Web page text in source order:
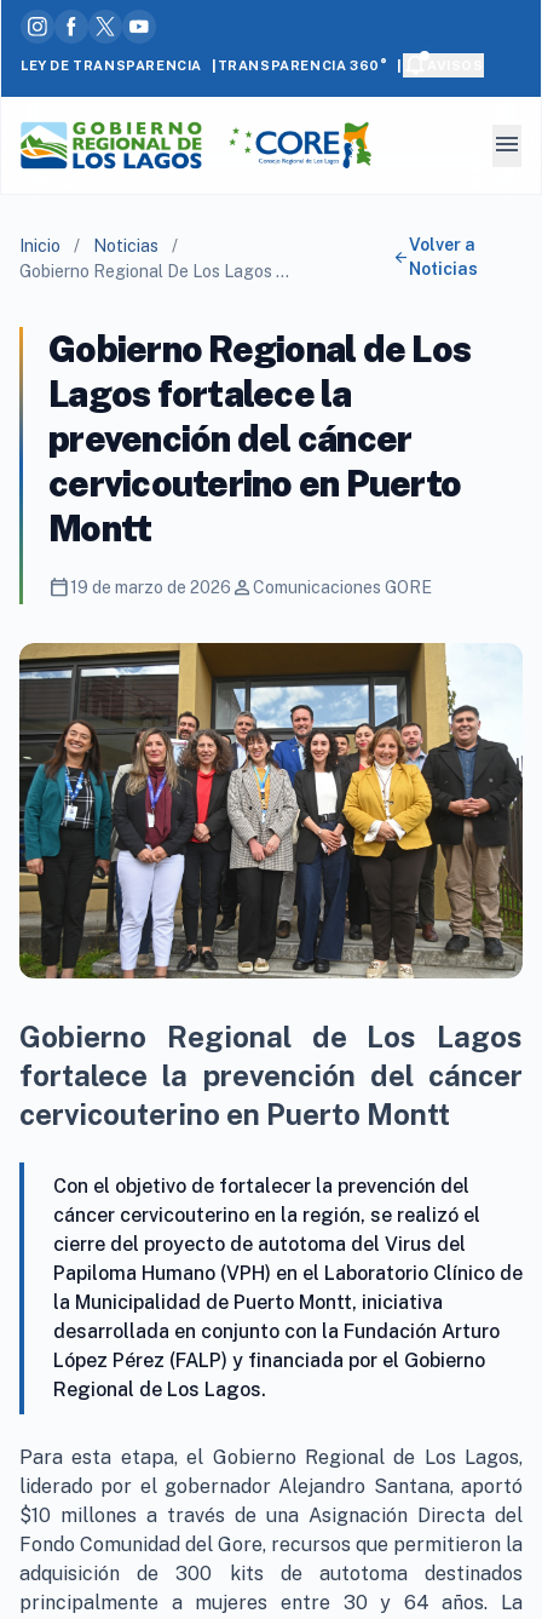
LEY DE TRANSPARENCIA | TRANSPARENCIA 360°
menu
Inicio / Noticias
/
Gobierno Regional De Los Lagos Fortalece La Prevención Del Cáncer Cervicouterino En Puerto Montt
arrow_back
Volver a
Noticias
Gobierno Regional de Los
Lagos fortalece la
prevención del cáncer
cervicouterino en Puerto
Montt
calendar_today19 de marzo de 2026 personComunicaciones GORE
Gobierno Regional de Los Lagos
fortalece la prevención del cáncer
cervicouterino en Puerto Montt
Con el objetivo de fortalecer la prevención del
cáncer cervicouterino en la región, se realizó el
cierre del proyecto de autotoma del Virus del
Papiloma Humano (VPH) en el Laboratorio Clínico de
la Municipalidad de Puerto Montt, iniciativa
desarrollada en conjunto con la Fundación Arturo
López Pérez (FALP) y financiada por el Gobierno
Regional de Los Lagos.
Para esta etapa, el Gobierno Regional de Los Lagos,
liderado por el gobernador Alejandro Santana, aportó
$10 millones a través de una Asignación Directa del
Fondo Comunidad del Gore, recursos que permitieron la
adquisición de 300 kits de autotoma destinados
principalmente a mujeres entre 30 y 64 años. La